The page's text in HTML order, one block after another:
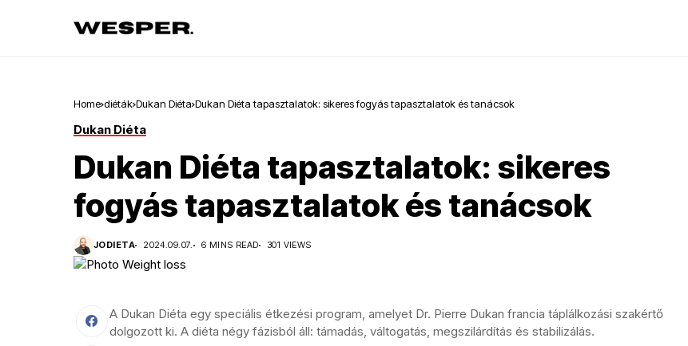
Home diéták Dukan Diéta Dukan Diéta tapasztalatok: sikeres fogyás tapasztalatok és tanácsok
Dukan Diéta
Dukan Diéta tapasztalatok: sikeres
fogyás tapasztalatok és tanácsok
JODIETA 2024.09.07. 6 MINS READ 301 VIEWS
A Dukan Diéta egy speciális étkezési program, amelyet Dr. Pierre Dukan francia táplálkozási szakértő
dolgozott ki. A diéta négy fázisból áll: támadás, váltogatás, megszilárdítás és stabilizálás.